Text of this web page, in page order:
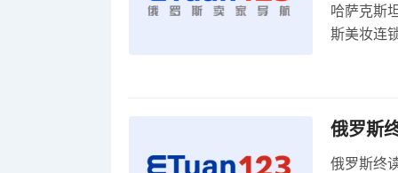
哈萨克斯
斯美妆连
俄罗斯
俄罗斯终